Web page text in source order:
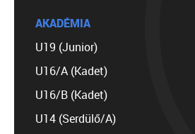
AKADÉMIA
U19 (Junior)
U16/A (Kadet)
U16/B (Kadet)
U14 (Serdülő/A)